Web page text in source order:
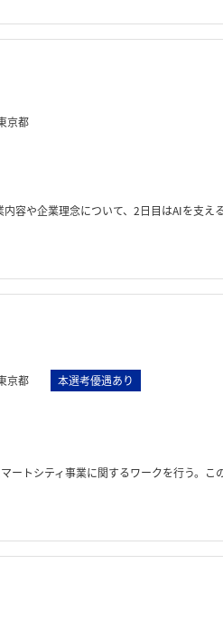
京都
ついて、2日目はAIを支えるサーバについて、3日
京都 本選考優遇あり
できる。インターンシップの後半では、課題を解決するためのグループワークを実施する。その後、部署の社員